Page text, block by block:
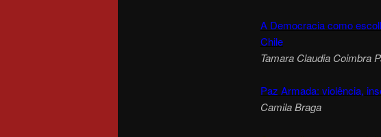
A Democracia como
Chile
Tamara Claudia Coimbra
Paz Armada: violência,
Camila Braga